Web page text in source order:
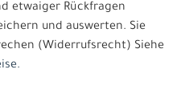
etwaiger Rückfragen
und auswerten. Sie
(Widerrufsrecht) Siehe